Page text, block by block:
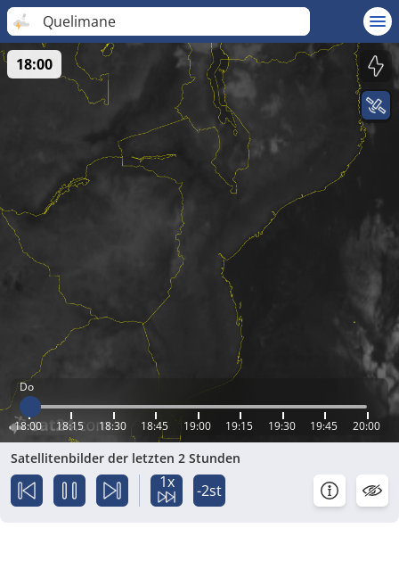
Quelimane
Do
18:00 18:15 18:30 18:45 19:00 19:15 19:30 19:45 20:00
18:00
Satellitenbilder der letzten 2 Stunden
1x -2st